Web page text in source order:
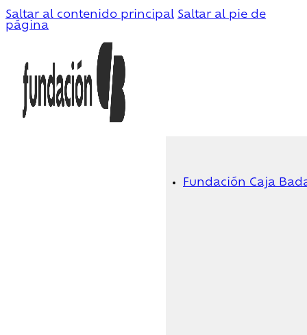
Saltar al contenido principal Saltar al pie de
página
Fundación Caja